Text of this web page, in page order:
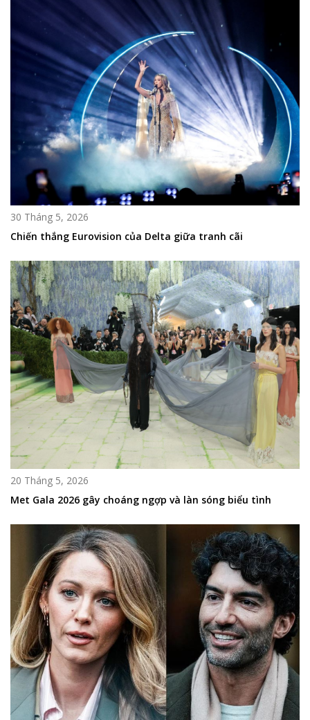
30 Tháng 5, 2026
Chiến thắng Eurovision của Delta giữa tranh cãi
20 Tháng 5, 2026
Met Gala 2026 gây choáng ngợp và làn sóng biểu tình